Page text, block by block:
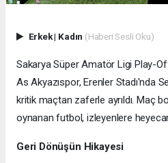
Erkek| Kadın (Haberi Sesli Oku)
Sakarya Süper Amatör Ligi Play-
As Akyazıspor, Erenler Stadı'nda
kritik maçtan zaferle ayrıldı. Maç
oynanan futbol, izleyenlere
Geri Dönüşün Hikayesi